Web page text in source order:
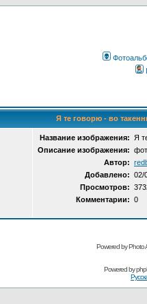
Я те говорю - во
Название изображения: Я
Описание изображения:
Автор:
Добавлено: 02/
Просмотров:
Комментарии: 0
Powered by Photo
Powered by